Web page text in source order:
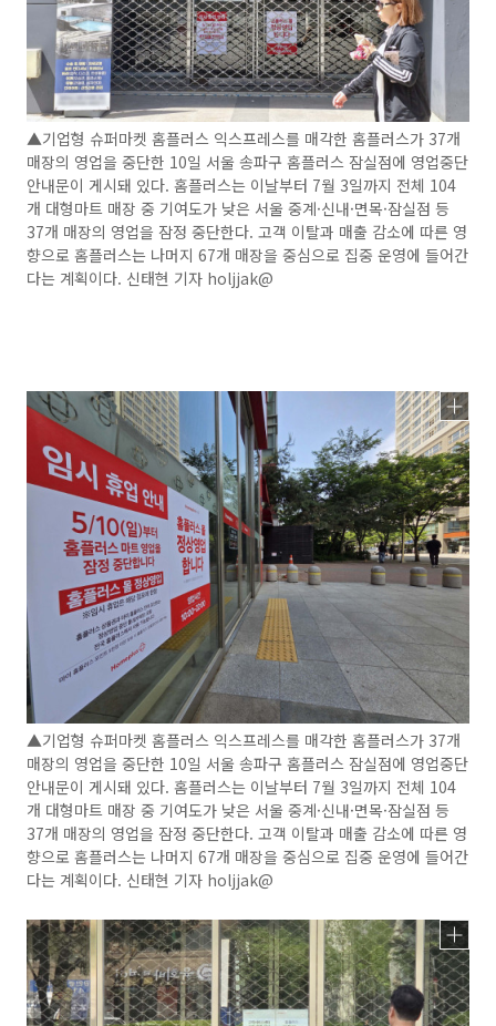
▲기업형 슈퍼마켓 홈플러스 익스프레스를 매각한 홈플러스가 37개
매장의 영업을 중단한 10일 서울 송파구 홈플러스 잠실점에 영업중단
안내문이 게시돼 있다. 홈플러스는 이날부터 7월 3일까지 전체 104
개 대형마트 매장 중 기여도가 낮은 서울 중계·신내·면목·잠실점 등
37개 매장의 영업을 잠정 중단한다. 고객 이탈과 매출 감소에 따른 영
향으로 홈플러스는 나머지 67개 매장을 중심으로 집중 운영에 들어간
다는 계획이다. 신태현 기자 holjjak@
▲기업형 슈퍼마켓 홈플러스 익스프레스를 매각한 홈플러스가 37개
매장의 영업을 중단한 10일 서울 송파구 홈플러스 잠실점에 영업중단
안내문이 게시돼 있다. 홈플러스는 이날부터 7월 3일까지 전체 104
개 대형마트 매장 중 기여도가 낮은 서울 중계·신내·면목·잠실점 등
37개 매장의 영업을 잠정 중단한다. 고객 이탈과 매출 감소에 따른 영
향으로 홈플러스는 나머지 67개 매장을 중심으로 집중 운영에 들어간
다는 계획이다. 신태현 기자 holjjak@